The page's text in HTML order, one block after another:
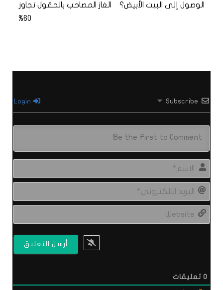
الوصول إلى البيت الأبيض؟
الغاز المصاحب بالحقول تجاوز
60%
Subscribe
0 تعليقات